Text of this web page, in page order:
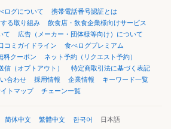
ログについて
携帯電話番号認証とは
る取り組み
飲食店・飲食企業様向けサービス
て
広告（メーカー・団体様等向け）について
コミガイドライン
食べログプレミアム
料クーポン
ネット予約（リクエスト予約）
信（オプトアウト）
特定商取引法に基づく表記
合わせ 採用情報 企業情報
キーワード一覧
トマップ
チェーン一覧
简体中文 繁體中文 한국어 日本語